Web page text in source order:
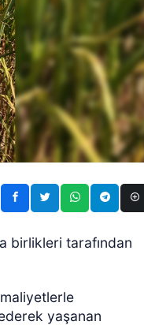
birlikleri tarafından
yaşanan